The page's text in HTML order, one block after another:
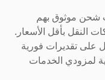
شحن موثوق بهم
النقل بأقل الأسعار.
تقديرات فورية
لمزودي الخدمات